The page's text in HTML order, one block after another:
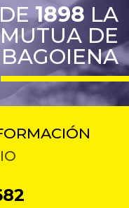
1898 LA
MUTUA DE